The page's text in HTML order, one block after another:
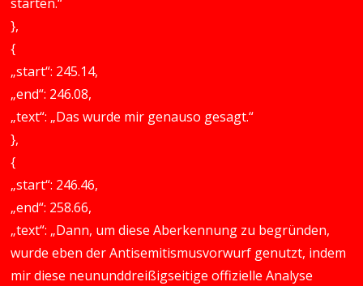
starten.“
},
{
„start“: 245.14,
„end“: 246.08,
„text“: „Das wurde mir genauso gesagt.“
},
{
„start“: 246.46,
„end“: 258.66,
„text“: „Dann, um diese Aberkennung zu begründen,
wurde eben der Antisemitismusvorwurf genutzt, indem
mir diese neununddreißigseitige offizielle Analyse